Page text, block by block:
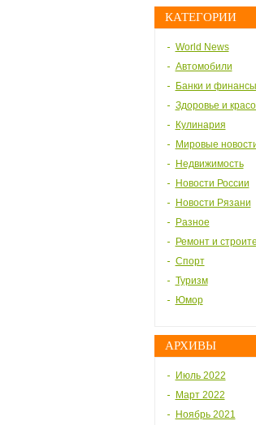
КАТЕГОРИИ
World News
Автомобили
Банки и финансы
Здоровье и
Кулинария
Мировые
Недвижимость
Новости России
Новости Рязани
Разное
Ремонт и
Спорт
Туризм
Юмор
АРХИВЫ
Июль 2022
Март 2022
Ноябрь 2021